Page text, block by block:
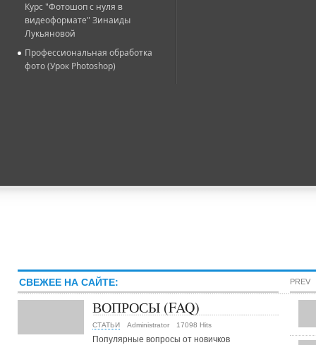
Курс "Фотошоп с нуля в
видеоформате" Зинаиды
Лукьяновой
Профессиональная обработка
фото (Урок Photoshop)
СВЕЖЕЕ НА САЙТЕ:
ВОПРОСЫ (FAQ)
СТАТЬИ Administrator 17098 Hits
Популярные вопросы от новичков
PREV